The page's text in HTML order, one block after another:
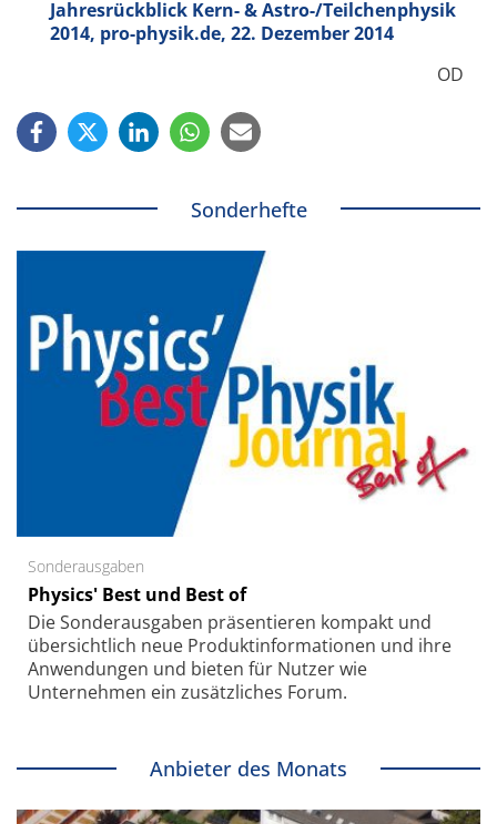
Jahresrückblick Kern- & Astro-/Teilchenphysik
2014, pro-physik.de, 22. Dezember 2014
OD
Sonderhefte
Sonderausgaben
Physics' Best und Best of
Die Sonder­ausgaben präsentieren kompakt und
übersichtlich neue Produkt­informationen und ihre
Anwendungen und bieten für Nutzer wie
Unternehmen ein zusätzliches Forum.
Anbieter des Monats